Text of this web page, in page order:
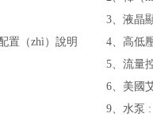
置（zhì）說明
3、液晶
4、高低
5、流量
6、美國
9、水泵